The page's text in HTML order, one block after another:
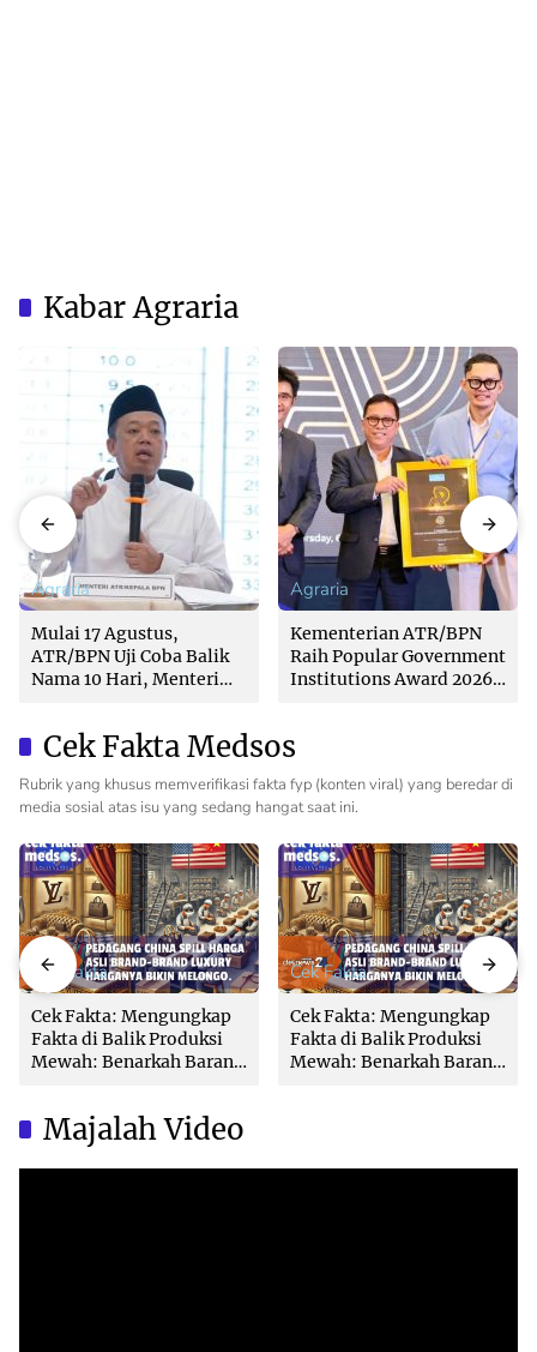
Kabar Agraria
Agraria
Mulai 17 Agustus,
ATR/BPN Uji Coba Balik
Nama 10 Hari, Menteri
Agraria
Kementerian ATR/BPN
Raih Popular Government
Institutions Award 2026
Cek Fakta Medsos
Rubrik yang khusus memverifikasi fakta fyp (konten viral) yang beredar di
media sosial atas isu yang sedang hangat saat ini.
Cek Fakta
Cek Fakta: Mengungkap
Fakta di Balik Produksi
Mewah: Benarkah Barang
Cek Fakta
Cek Fakta: Mengungkap
Fakta di Balik Produksi
Mewah: Benarkah Barang
Majalah Video